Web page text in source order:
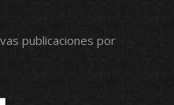
publicaciones por